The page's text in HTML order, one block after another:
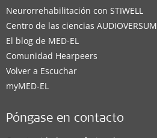
Neurorrehabilitación con STIWELL
Centro de las ciencias AUDIOVERSUM
El blog de MED-EL
Comunidad Hearpeers
Volver a Escuchar
myMED‑EL
Póngase en contacto